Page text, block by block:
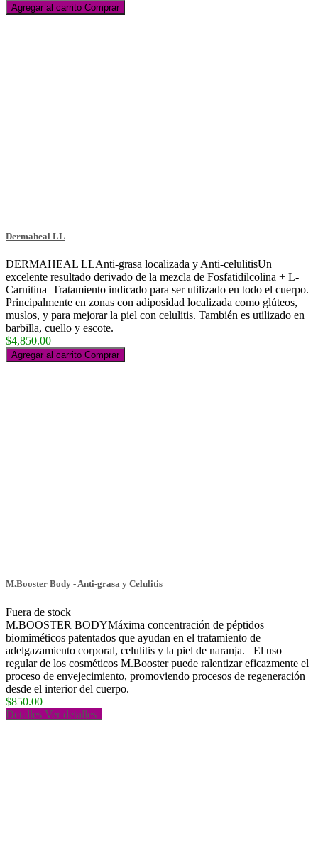
Agregar al carrito Comprar
Dermaheal LL
DERMAHEAL LLAnti-grasa localizada y Anti-celulitisUn
excelente resultado derivado de la mezcla de Fosfatidilcolina + L-
Carnitina Tratamiento indicado para ser utilizado en todo el cuerpo.
Principalmente en zonas con adiposidad localizada como glúteos,
muslos, y para mejorar la piel con celulitis. También es utilizado en
barbilla, cuello y escote.
$4,850.00
Agregar al carrito Comprar
M.Booster Body - Anti-grasa y Celulitis
Fuera de stock
M.BOOSTER BODYMáxima concentración de péptidos
biomiméticos patentados que ayudan en el tratamiento de
adelgazamiento corporal, celulitis y la piel de naranja. El uso
regular de los cosméticos M.Booster puede ralentizar eficazmente el
proceso de envejecimiento, promoviendo procesos de regeneración
desde el interior del cuerpo.
$850.00
Detalles Ver detalles